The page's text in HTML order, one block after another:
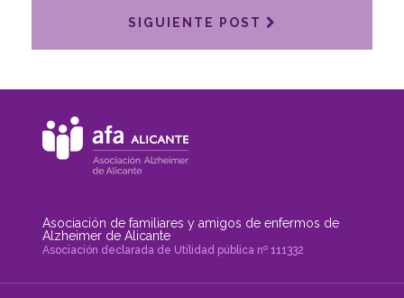
SIGUIENTE POST
Asociación de familiares y amigos de enfermos de
Alzheimer de Alicante
Asociación declarada de Utilidad pública nº 111332